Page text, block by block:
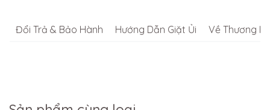
Đổi Trả & Bảo Hành Hướng Dẫn Giặt Ủi Về Thương